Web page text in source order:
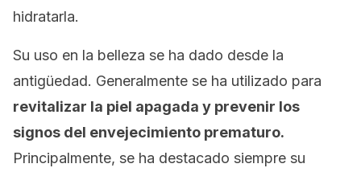
hidratarla.
Su uso en la belleza se ha dado desde la
antigüedad. Generalmente se ha utilizado para
revitalizar la piel apagada y prevenir los
signos del envejecimiento prematuro.
Principalmente, se ha destacado siempre su